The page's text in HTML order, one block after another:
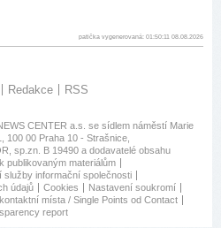
patička vygenerovaná: 01:50:11 08.08.2026
Redakce RSS
CENTER a.s. se sídlem náměstí Marie
100 00 Praha 10 - Strašnice,
sp.zn. B 19490 a dodavatelé obsahu
publikovaným materiálům
služby informační společnosti
údajů
Cookies
Nastavení soukromí
místa / Single Points od Contact
report